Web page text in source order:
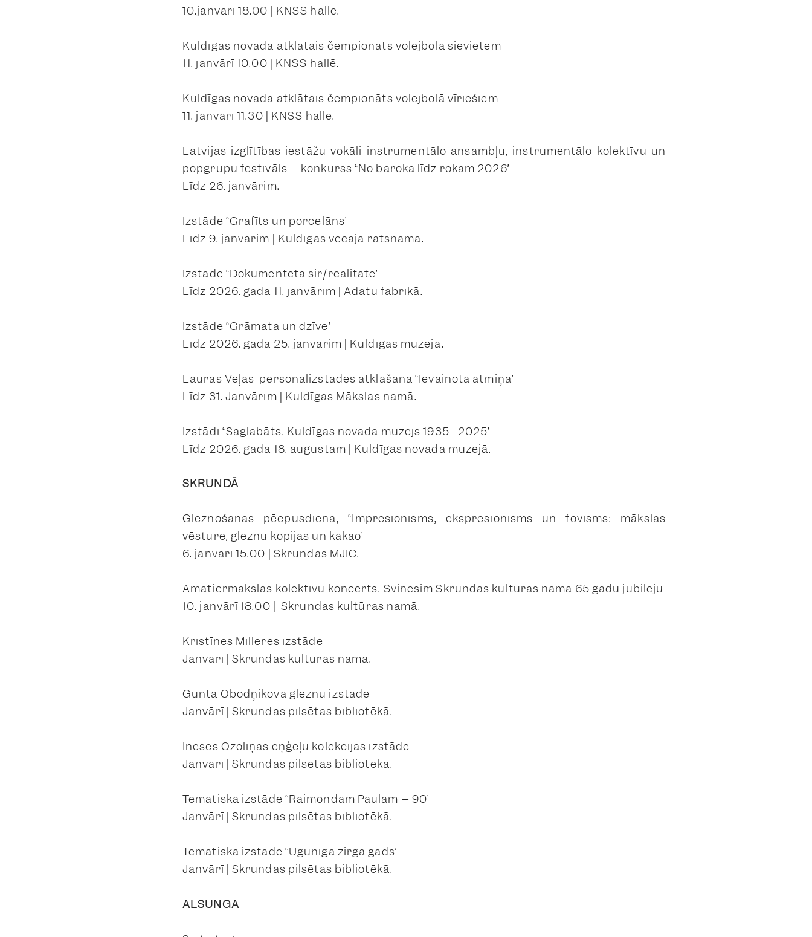
10.janvārī 18.00 | KNSS hallē.
Kuldīgas novada atklātais čempionāts volejbolā sievietēm
11. janvārī 10.00 | KNSS hallē.
Kuldīgas novada atklātais čempionāts volejbolā vīriešiem
11. janvārī 11.30 | KNSS hallē.
Latvijas izglītības iestāžu vokāli instrumentālo ansambļu, instrumentālo kolektīvu un
popgrupu festivāls – konkurss “No baroka līdz rokam 2026”
Līdz 26. janvārim.
Izstāde “Grafīts un porcelāns”
Līdz 9. janvārim | Kuldīgas vecajā rātsnamā.
Izstāde “Dokumentētā sir/realitāte”
Līdz 2026. gada 11. janvārim | Adatu fabrikā.
Izstāde “Grāmata un dzīve”
Līdz 2026. gada 25. janvārim | Kuldīgas muzejā.
Lauras Veļas personālizstādes atklāšana “Ievainotā atmiņa”
Līdz 31. Janvārim | Kuldīgas Mākslas namā.
Izstādi “Saglabāts. Kuldīgas novada muzejs 1935–2025”
Līdz 2026. gada 18. augustam | Kuldīgas novada muzejā.
SKRUNDĀ
Gleznošanas pēcpusdiena, “Impresionisms, ekspresionisms un fovisms: mākslas
vēsture, gleznu kopijas un kakao”
6. janvārī 15.00 | Skrundas MJIC.
Amatiermākslas kolektīvu koncerts. Svinēsim Skrundas kultūras nama 65 gadu jubileju
10. janvārī 18.00 | Skrundas kultūras namā.
Kristīnes Milleres izstāde
Janvārī | Skrundas kultūras namā.
Gunta Obodņikova gleznu izstāde
Janvārī | Skrundas pilsētas bibliotēkā.
Ineses Ozoliņas eņģeļu kolekcijas izstāde
Janvārī | Skrundas pilsētas bibliotēkā.
Tematiska izstāde “Raimondam Paulam – 90”
Janvārī | Skrundas pilsētas bibliotēkā.
Tematiskā izstāde “Ugunīgā zirga gads”
Janvārī | Skrundas pilsētas bibliotēkā.
ALSUNGA